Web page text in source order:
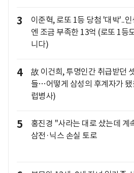
3
이준혁, 로또 1등 당첨 '대박'..인
엔 조금 부족한 13억 (로또 1등
니다)
4
故 이건희, 투명인간 취급받던
들…어떻게 삼성의 후계자가 됐
럽병사)
5
홍진경 "사라는 대로 샀는데
삼전·닉스 손실 토로